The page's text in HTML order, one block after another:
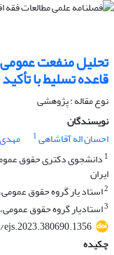
تحلیل منفعت
قاعده تسلیط ‌با
نوع مقاله : پژوهشی
نویسندگان
احسان اله آقاشاهی1
1 دانشجوی دکتری حقوق
ایران
2استاد یار گروه حقوق
3استادیار گروه حقوق
چکیده